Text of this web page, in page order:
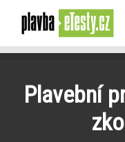
Plavební